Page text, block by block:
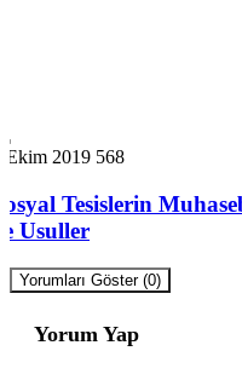
Ekim 2019 568
Tesislerin
Usuller
Yorumları Göster (0)
Yorum Yap